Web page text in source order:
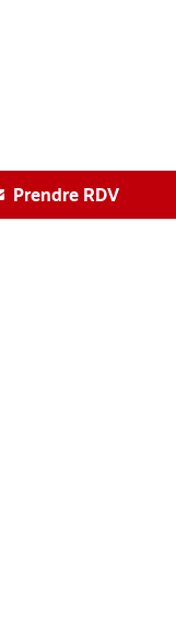
Prendre RDV